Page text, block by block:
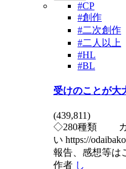
#CP
#創作
#二次創作
#二人以上
#HL
#BL
受けのことが大
(439,811)
◇280種類 ガ
い https://
報告、感想等は
作者 し